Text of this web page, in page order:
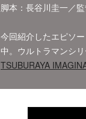
脚本：長谷川圭一／
今回紹介したエピソ
中。ウルトラマンシ
TSUBURAYA